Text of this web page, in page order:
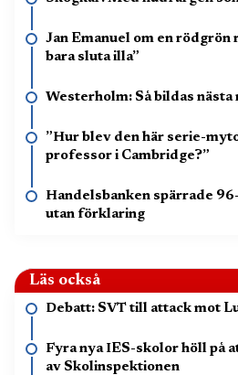
Jan Emanuel om en rödgrön
bara sluta illa”
Westerholm: Så bildas nästa
”Hur blev den här serie-
professor i Cambridge?”
Handelsbanken spärrade
utan förklaring
Läs också
Debatt: SVT till attack mot
Fyra nya IES-skolor höll på
av Skolinspektionen